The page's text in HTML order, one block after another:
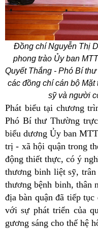
Đồng chí Nguyễn Thị
phong trào Ủy ban
Quyết Thắng - Phó Bí
các đồng chí cán bộ
sỹ và người
Phát biểu tại chương
Phó Bí thư Thường
biểu dương Ủy ban
trị - xã hội quận trong
động thiết thực, có ý
thương binh liệt sỹ,
thương bệnh binh, thân
địa bàn quận đã tiếp
với sự phát triển của
gương sáng cho thế hệ